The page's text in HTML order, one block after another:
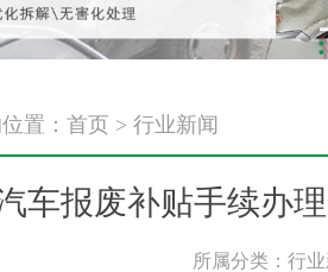
置： 首页 > 行业新闻
车报废补贴手续办
所属分类：行